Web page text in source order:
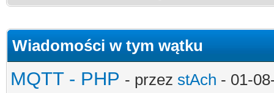
Wiadomości w tym wątku
MQTT - PHP - przez stAch - 01-